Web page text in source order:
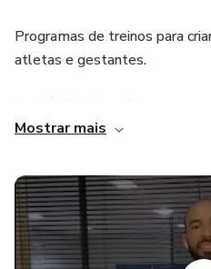
Programas de treinos para
atletas e gestantes.
funcional com técnicas
DESEQUILÍBRIO
os desequilíbrios musculares.
Mostrar mais